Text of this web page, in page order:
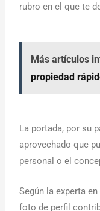
rubro en el que te
Más artículos
propiedad
La portada, por su
aprovechado que
personal o el
Según la experta
foto de perfil